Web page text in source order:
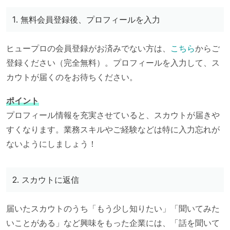
1. 無料会員登録後、プロフィールを入力
ヒュープロの会員登録がお済みでない方は、 こちらからご
登録ください（完全無料）。プロフィールを入力して、ス
カウトが届くのをお待ちください。
ポイント
プロフィール情報を充実させていると、スカウトが届きや
すくなります。業務スキルやご経験などは特に入力忘れが
ないようにしましょう！
2. スカウトに返信
届いたスカウトのうち「もう少し知りたい」「聞いてみた
いことがある」など興味をもった企業には、「話を聞いて